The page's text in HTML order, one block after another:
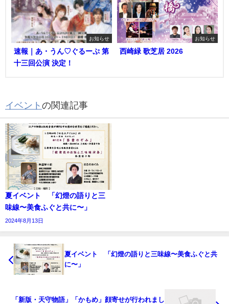
お知らせ
速報｜あ・うん♡ぐるーぷ 第
十三回公演 決定！
お知らせ
西崎緑 歌芝居 2026
イベント の関連記事
夏イベント 「幻燈の語りと三
味線〜美食ふぐと共に〜」
2024年8月13日
夏イベント 「幻燈の語りと三味線〜美食ふぐと共
に〜」
「新版・天守物語」「かもめ」顔寄せが行われまし